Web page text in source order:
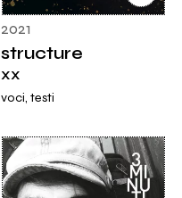
2021
structure
XX
voci, testi